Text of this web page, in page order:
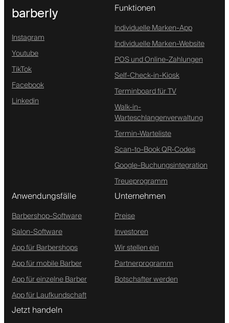
barberly
Instagram
Youtube
TikTok
Facebook
Linkedin
Funktionen
Individuelle Marken-App
Individuelle Marken-Website
POS und Online-Zahlungen
Self-Check-in-Kiosk
Terminboard für TV
Walk-in-
Warteschlangenverwaltung
Termin-Warteliste
Scan-to-Book QR-Codes
Google-Buchungsintegration
Treueprogramm
Anwendungsfälle
Barbershop-Software
Salon-Software
App für Barbershops
App für mobile Barber
App für einzelne Barber
App für Laufkundschaft
Unternehmen
Preise
Investoren
Wir stellen ein
Partnerprogramm
Botschafter werden
Jetzt handeln